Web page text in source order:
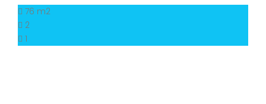
76 m2
2
1